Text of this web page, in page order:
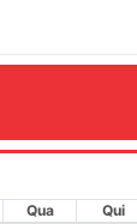
Qua Qui